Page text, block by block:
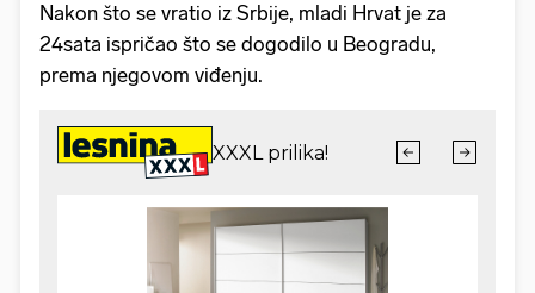
Nakon što se vratio iz Srbije, mladi Hrvat je za
24sata ispričao što se dogodilo u Beogradu,
prema njegovom viđenju.